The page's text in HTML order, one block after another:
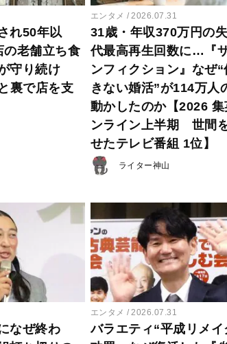
れ50年以
の老舗立ち食
守り続け
裏で店を支
エンタメ 2026.07.31
31歳・年収370万円の
代最高再生回数に…『
ンフィクション』なぜ“
きない婚活”が114万人
動かしたのか【2026 集
ンライン上半期 世間
せたテレビ番組 1位】
ライター神山
なぜ終わ
エンタメ 2026.07.31
バラエティ“平成リメイ